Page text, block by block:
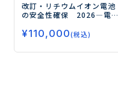
改訂・リチウムイオン電池
の安全性確保 2026―電池
の対応―
¥110,000(税込)